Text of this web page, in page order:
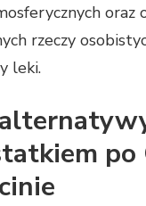
oraz
rzeczy
leki.
po